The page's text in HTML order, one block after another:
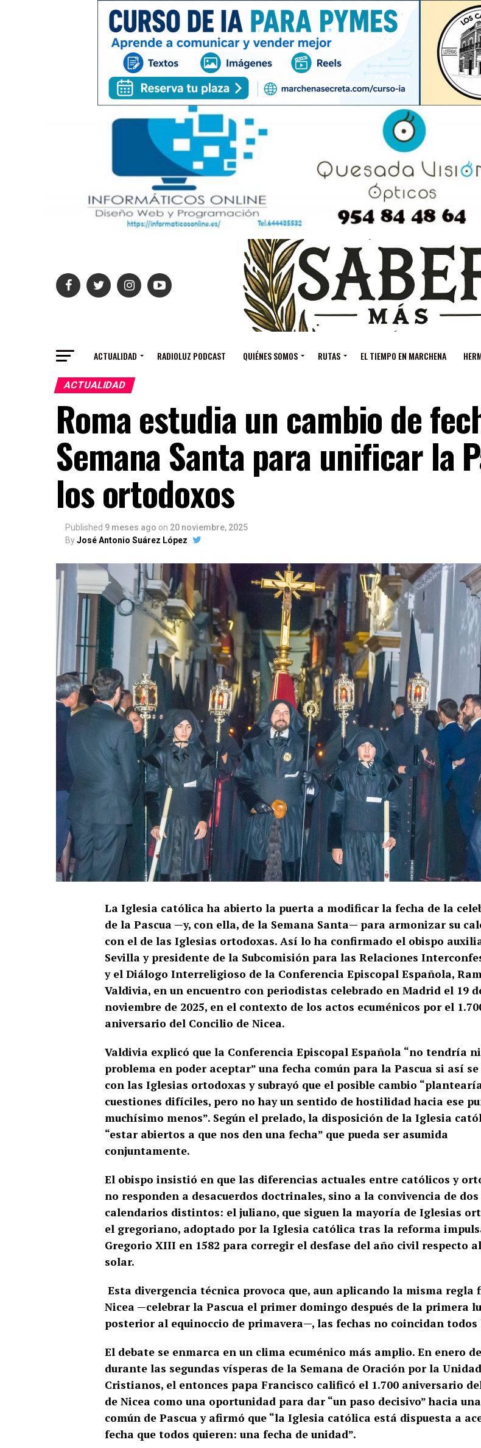
ACTUALIDAD RADIOLUZ PODCAST QUIÉNES SOMOS RUTAS EL TIEMPO EN MARCHENA
ACTUALIDAD
Roma estudia un cambio de
Semana Santa para unificar la
los ortodoxos
Published 9 meses ago on 20 noviembre, 2025
ByJosé Antonio Suárez López
La Iglesia católica ha abierto la puerta a modificar la fecha de la
de la Pascua —y, con ella, de la Semana Santa— para armonizar su
con el de las Iglesias ortodoxas. Así lo ha confirmado el obispo
Sevilla y presidente de la Subcomisión para las Relaciones
y el Diálogo Interreligioso de la Conferencia Episcopal Española,
Valdivia, en un encuentro con periodistas celebrado en Madrid el 19
noviembre de 2025, en el contexto de los actos ecuménicos por el
aniversario del Concilio de Nicea.
Valdivia explicó que la Conferencia Episcopal Española “no tendría
problema en poder aceptar” una fecha común para la Pascua si así
con las Iglesias ortodoxas y subrayó que el posible cambio
cuestiones difíciles, pero no hay un sentido de hostilidad hacia ese
muchísimo menos”. Según el prelado, la disposición de la Iglesia
“estar abiertos a que nos den una fecha” que pueda ser asumida
conjuntamente.
El obispo insistió en que las diferencias actuales entre católicos y
no responden a desacuerdos doctrinales, sino a la convivencia de dos
calendarios distintos: el juliano, que siguen la mayoría de Iglesias
el gregoriano, adoptado por la Iglesia católica tras la reforma
Gregorio XIII en 1582 para corregir el desfase del año civil respecto
solar.
Esta divergencia técnica provoca que, aun aplicando la misma regla
Nicea —celebrar la Pascua el primer domingo después de la primera
posterior al equinoccio de primavera—, las fechas no coincidan todos
El debate se enmarca en un clima ecuménico más amplio. En enero
durante las segundas vísperas de la Semana de Oración por la
Cristianos, el entonces papa Francisco calificó el 1.700 aniversario
de Nicea como una oportunidad para dar “un paso decisivo” hacia
común de Pascua y afirmó que “la Iglesia católica está dispuesta a
fecha que todos quieren: una fecha de unidad”.